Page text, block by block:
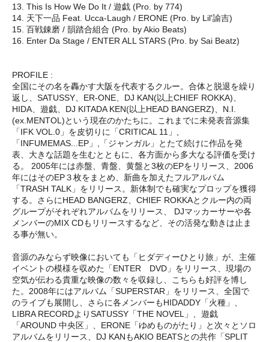
13. This Is How We Do It / 遊戯 (Pro. by 774)
14. 天下一品 Feat. Ucca-Laugh / ERONE (Pro. by Lil'諭吉)
15. 百戦錬磨 / 韻踏合組合 (Pro. by Akio Beats)
16. Enter Da Stage / ENTER ALL STARS (Pro. by Sai Beatz)
PROFILE :
全国にその名を轟かす大阪を代表するクルー。合体と脱退を繰り
返し、SATUSSY、ER-ONE、DJ KAN(以上CHIEF ROKKA)、
HIDA、遊戯、DJ KITADA KEN(以上HEAD BANGERZ)、N.I.
(ex.MENTOL)という現在のかたちに。これまでに未発表音源集
「IFK VOL.0」を皮切りに「CRITICAL 11」,
「INFUMEMAS...EP」,「ジャンガル」とたて続けに作品を発
表、大きな話題を生むとともに、各方面から多大なる評価を受け
る。 2005年には赤盤、青盤、黄盤と3枚のEPをリリース、2006
年にはそのEP３枚をまとめ、新曲を加えたフルアルバム
「TRASH TALK」をリリース。新体制でも確実なプロップを獲得
する。さらにHEAD BANGERZ、CHIEF ROKKAとクルー内の両
グループがそれぞれアルバムをリリース、 DJマッカーサーや各
メンバーのMIX CDもリリースするなど、その活発な動きは止ま
る事が無い。
音源のみならず映像においても「ヒダディーひとり旅」が、主催
イベントの模様を収めた「ENTER DVD」をリリース、現場の
空気が伝わる貴重な映像の数々を収録し、こちらも好評を博し
た。2008年にはアルバム「SUPERSTAR」をリリース、全国で
のライブも展開し、さらに各メンバーもHIDADDY「火種」、
LIBRA RECORDよりSATUSSY「THE NOVEL」、遊戯
「AROUND 中央区」、ERONE「ゆめものがたり」と次々とソロ
アルバムをリリース、DJ KANもAKIO BEATSとの共作「SPLIT